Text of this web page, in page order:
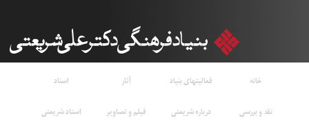
خانه فعالیتهای بنیاد آثار
اسناد
نقد و بررسی
درباره شریعتی فیلم و تصاویر
استاد شریعتی